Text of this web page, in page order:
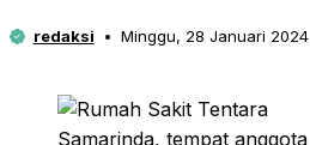
redaksi Minggu, 28 Januari 2024